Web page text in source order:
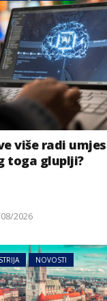
više radi
toga gluplji?
2026
NOVOSTI